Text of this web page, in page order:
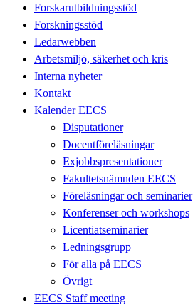
Forskarutbildningsstöd
Forskningsstöd
Ledarwebben
Arbetsmiljö, säkerhet och kris
Interna nyheter
Kontakt
Kalender EECS
Disputationer
Docentföreläsningar
Exjobbspresentationer
Fakultetsnämnden EECS
Föreläsningar och seminarier
Konferenser och workshops
Licentiatseminarier
Ledningsgrupp
För alla på EECS
Övrigt
EECS Staff meeting